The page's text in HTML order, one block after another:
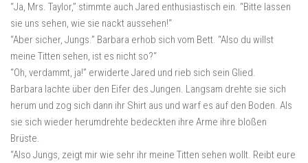
“Ja, Mrs. Taylor,” stimmte auch Jared enthusiastisch ein. “Bitte lassen
sie uns sehen, wie sie nackt aussehen!“
“Aber sicher, Jungs.” Barbara erhob sich vom Bett. “Also du willst
meine Titten sehen, ist es nicht so?“
“Oh, verdammt, ja!” erwiderte Jared und rieb sich sein Glied.
Barbara lachte über den Eifer des Jungen. Langsam drehte sie sich
herum und zog sich dann ihr Shirt aus und warf es auf den Boden. Als
sie sich wieder herumdrehte bedeckten ihre Arme ihre bloßen
Brüste.
“Also Jungs, zeigt mir wie sehr ihr meine Titten sehen wollt. Reibt eure